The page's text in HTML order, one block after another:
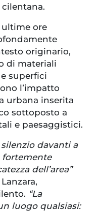
ore
originario,
di materiali
superfici
l’impatto
urbana inserita
sottoposto a
e paesaggistici.
davanti a
fortemente
dell’area”
“La
luogo qualsiasi: